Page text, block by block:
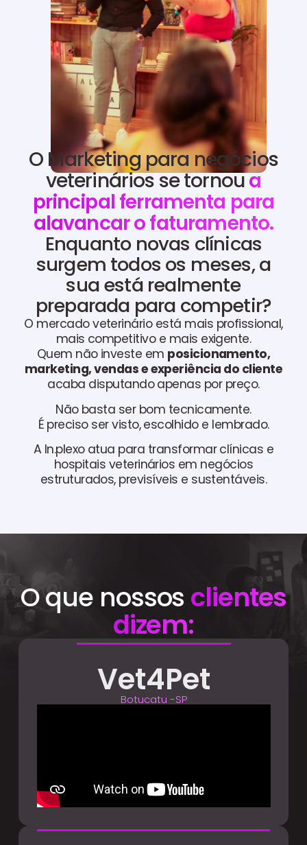
O Marketing para negócios
veterinários se tornoua
principal ferramenta para
alavancar o faturamento.
Enquanto novas clínicas
surgem todos os meses, a
sua está realmente
preparada para competir?
O mercado veterinário está mais profissional,
mais competitivo e mais exigente.
Quem não investe em posicionamento,
marketing, vendas e experiência do cliente
acaba disputando apenas por preço.
Não basta ser bom tecnicamente.
É preciso ser visto, escolhido e lembrado.
A In.plexo atua para transformar clínicas e
hospitais veterinários em negócios
estruturados, previsíveis e sustentáveis.
O que nossos clientes
dizem:
Vet4Pet
Botucatu -SP